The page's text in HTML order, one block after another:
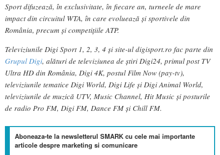
Sport difuzează, în exclusivitate, în fiecare an, turneele de mare
impact din circuitul WTA, în care evoluează și sportivele din
România, precum și competițiile ATP.
Televiziunile Digi Sport 1, 2, 3, 4 și site-ul digisport.ro fac parte din
Grupul Digi, alături de televiziunea de știri Digi24, primul post TV
Ultra HD din România, Digi 4K, postul Film Now (pay-tv),
televiziunile tematice Digi World, Digi Life și Digi Animal World,
televiziunile de muzică UTV, Music Channel, Hit Music și posturile
de radio Pro FM, Digi FM, Dance FM și Chill FM.
Aboneaza-te la newsletterul SMARK cu cele mai importante
articole despre marketing si comunicare